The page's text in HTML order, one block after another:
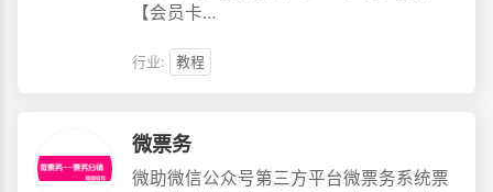
【会员卡…
行业: 教程
微票务
微助微信公众号第三方平台微票务系统票